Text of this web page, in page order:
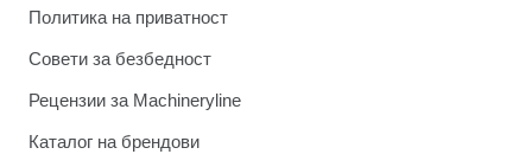
Политика на приватност
Совети за безбедност
Рецензии за Machineryline
Каталог на брендови